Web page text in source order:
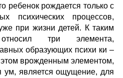
ребенок рождается только с
психических процессов,
при жизни детей. К таким
три элемента,
образующих психи ки –
врожденным элементом,
ум, является ощущение, для